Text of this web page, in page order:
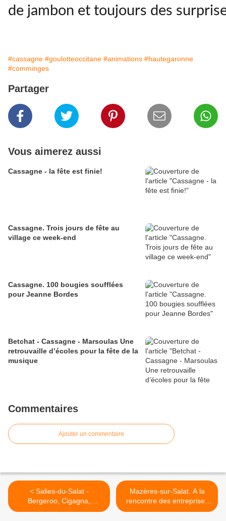
de jambon et toujours des
#cassagne #goulotteoccitane #animations #hautegaronne
#comminges
Partager
Vous aimerez aussi
Cassagne - la fête est finie!
Cassagne. Trois jours de fête au
village ce week-end
Cassagne. 100 bougies soufflées
pour Jeanne Bordes
Betchat - Cassagne - Marsoulas Une
retrouvaille d’écoles pour la fête de la
musique
Commentaires
Ajouter un commentaire
< Salies-du-Salat -
Bergeroo, Cigagna,
Ferratge au contact des
Mazères-sur-Salat. A la
rencontre des entreprises
de la ZA Lacroix >